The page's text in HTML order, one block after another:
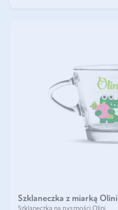
Szklaneczka z miarką Olini